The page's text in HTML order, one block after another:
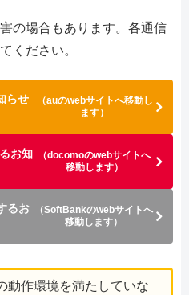
の場合もあります。各通信
ください。
らせ
（auのwebサイトへ移動し
ます）
お知
（docomoのwebサイトへ
移動します）
るお
（SoftBankのwebサイトへ
移動します）
動作環境を満たしていな